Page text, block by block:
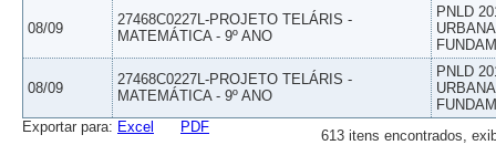
08/09
27468C0227L-PROJETO TELÁRIS -
MATEMÁTICA - 9º ANO
PNLD
08/09
27468C0227L-PROJETO TELÁRIS -
MATEMÁTICA - 9º ANO
PNLD
613 itens encontrados,
Exportar para: Excel PDF